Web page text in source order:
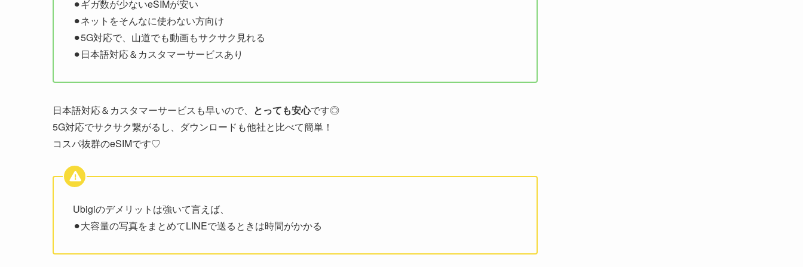
⚫︎ギガ数が少ないeSIMが安い
⚫︎ネットをそんなに使わない方向け
⚫︎5G対応で、山道でも動画もサクサク見れる
⚫︎日本語対応＆カスタマーサービスあり
日本語対応＆カスタマーサービスも早いので、 とっても安心です◎
5G対応でサクサク繋がるし、ダウンロードも他社と比べて簡単！
コスパ抜群のeSIMです♡
Ubigiのデメリットは強いて言えば、
⚫︎大容量の写真をまとめてLINEで送るときは時間がかかる